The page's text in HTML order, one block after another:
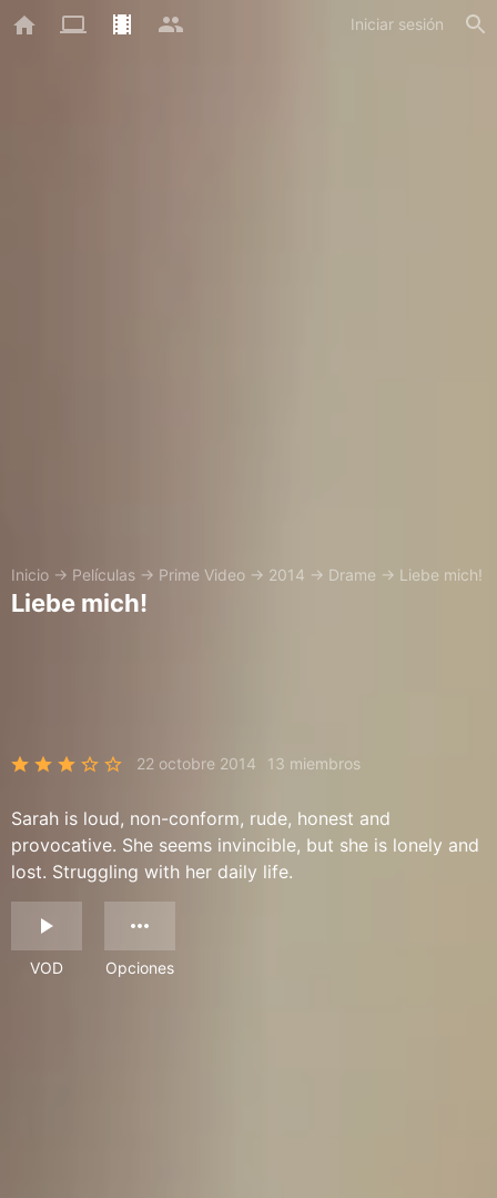
Iniciar sesión
Inicio → Películas → Prime Video → 2014 → Drame → Liebe mich!
Liebe mich!
22 octobre 2014 13 miembros
Sarah is loud, non-conform, rude, honest and
provocative. She seems invincible, but she is lonely and
lost. Struggling with her daily life.
VOD Opciones